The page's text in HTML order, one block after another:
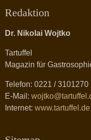
Redaktion
Dr. Nikolai Wojtko
Tartuffel
Magazin für
Telefon: 0221 / 3101270
E-Mail:
Internet: www.tartuffel.de